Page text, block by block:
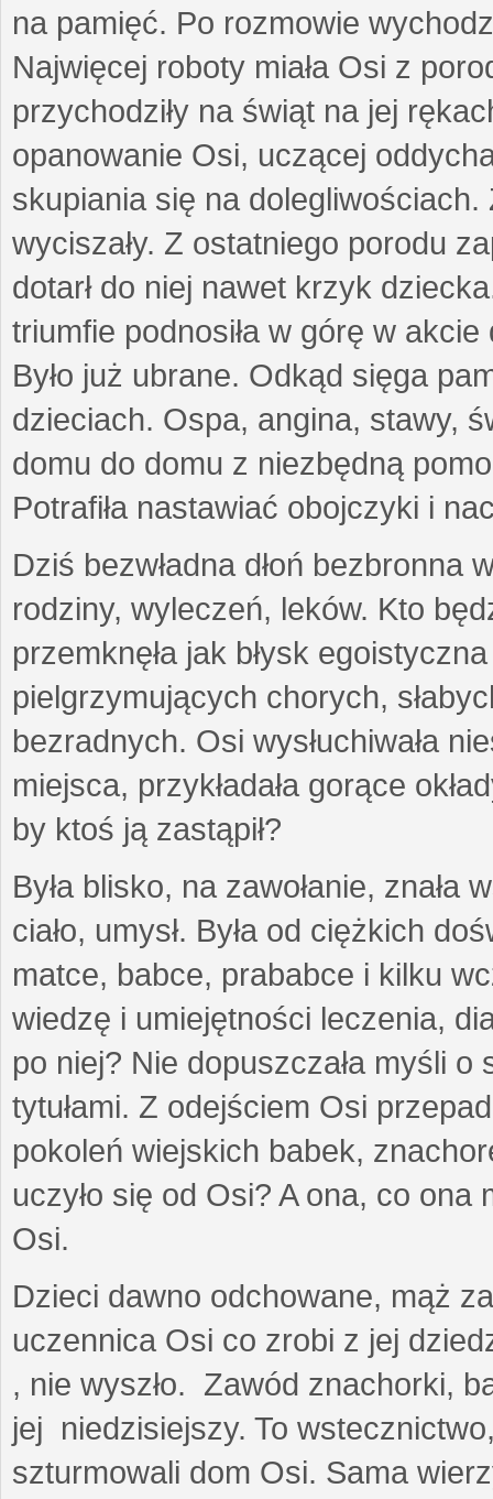
na pamięć. Po rozmowie
Najwięcej roboty miała Osi z
przychodziły na świąt na jej
opanowanie Osi, uczącej
skupiania się na dolegliwościach.
wyciszały. Z ostatniego porodu
dotarł do niej nawet krzyk
triumfie podnosiła w górę w
Było już ubrane. Odkąd sięga
dzieciach. Ospa, angina, stawy,
domu do domu z niezbędną
Potrafiła nastawiać obojczyki i
Dziś bezwładna dłoń bezbronna
rodziny, wyleczeń, leków. Kto
przemknęła jak błysk
pielgrzymujących chorych,
bezradnych. Osi wysłuchiwała
miejsca, przykładała gorące
by ktoś ją zastąpił?
Była blisko, na zawołanie,
ciało, umysł. Była od ciężkich
matce, babce, prababce i kilku
wiedzę i umiejętności leczenia,
po niej? Nie dopuszczała myśli
tytułami. Z odejściem Osi
pokoleń wiejskich babek,
uczyło się od Osi? A ona, co
Osi.
Dzieci dawno odchowane, mąż
uczennica Osi co zrobi z jej
, nie wyszło. Zawód znachorki,
jej niedzisiejszy. To
szturmowali dom Osi. Sama